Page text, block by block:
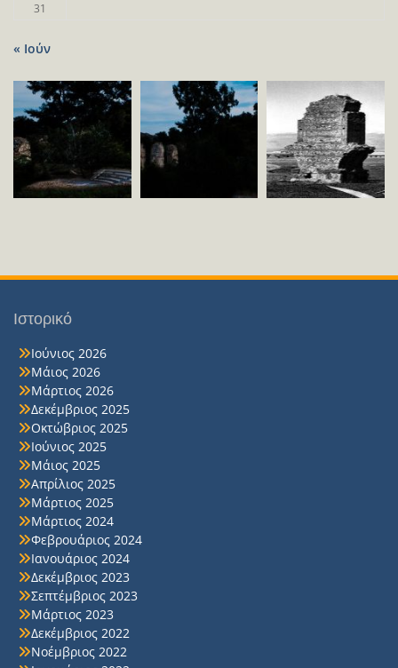
31
« Ιούν
Ιστορικό
Ιούνιος 2026
Μάιος 2026
Μάρτιος 2026
Δεκέμβριος 2025
Οκτώβριος 2025
Ιούνιος 2025
Μάιος 2025
Απρίλιος 2025
Μάρτιος 2025
Μάρτιος 2024
Φεβρουάριος 2024
Ιανουάριος 2024
Δεκέμβριος 2023
Σεπτέμβριος 2023
Μάρτιος 2023
Δεκέμβριος 2022
Νοέμβριος 2022